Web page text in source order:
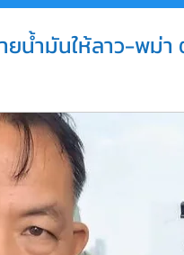
ยน้ำมันให้ลาว-พ